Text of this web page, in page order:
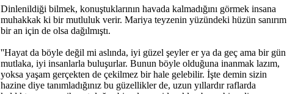
Dinlenildiği bilmek, konuştuklarının havada kalmadığını görmek insana
muhakkak ki bir mutluluk verir. Mariya teyzenin yüzündeki hüzün sanırım
bir an için de olsa dağılmıştı.
''Hayat da böyle değil mi aslında, iyi güzel şeyler er ya da geç ama bir gün
mutlaka, iyi insanlarla buluşurlar. Bunun böyle olduğuna inanmak lazım,
yoksa yaşam gerçekten de çekilmez bir hale gelebilir. İşte demin sizin
hazine diye tanımladığınız bu güzellikler de, uzun yıllardır raflarda